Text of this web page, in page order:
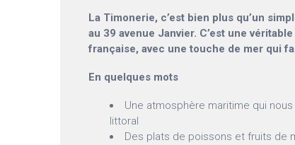
La Timonerie, c’est bien plus qu’un
au 39 avenue Janvier. C’est une
française, avec une touche de mer qui
En quelques mots
Une atmosphère maritime qui
littoral
Des plats de poissons et fruits de